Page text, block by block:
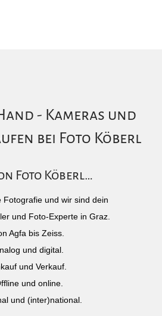
- Kameras und
bei Foto Köberl
Foto Köberl…
Fotografie und wir sind dein
und Foto-Experte in Graz.
Agfa bis Zeiss.
und digital.
und Verkauf.
und online.
und (inter)national.